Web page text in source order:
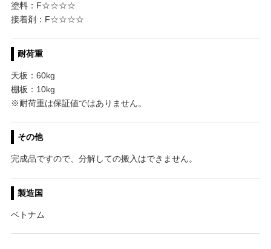
塗料：F☆☆☆☆
接着剤：F☆☆☆☆
耐荷重
天板：60kg
棚板：10kg
※耐荷重は保証値ではありません。
その他
完成品ですので、分解しての搬入はできません。
製造国
ベトナム